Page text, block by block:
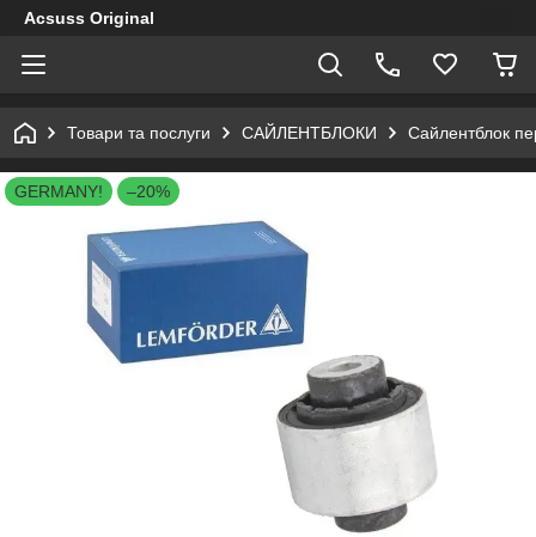
Acsuss Original
Товари та послуги САЙЛЕНТБЛОКИ Сайлентблок
GERMANY! –20%